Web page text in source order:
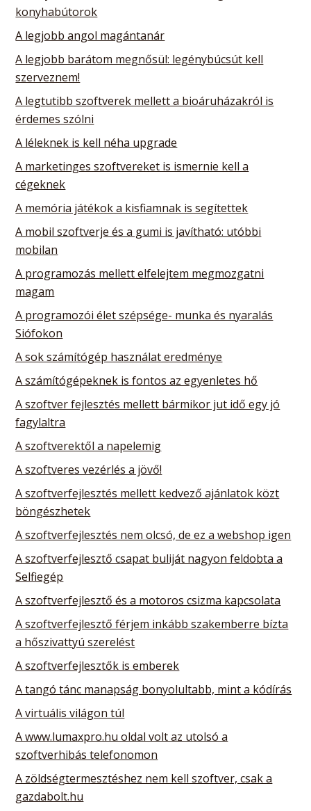
konyhabútorok
A legjobb angol magántanár
A legjobb barátom megnősül: legénybúcsút kell
szerveznem!
A legtutibb szoftverek mellett a bioáruházakról is
érdemes szólni
A léleknek is kell néha upgrade
A marketinges szoftvereket is ismernie kell a
cégeknek
A memória játékok a kisfiamnak is segítettek
A mobil szoftverje és a gumi is javítható: utóbbi
mobilan
A programozás mellett elfelejtem megmozgatni
magam
A programozói élet szépsége- munka és nyaralás
Siófokon
A sok számítógép használat eredménye
A számítógépeknek is fontos az egyenletes hő
A szoftver fejlesztés mellett bármikor jut idő egy jó
fagylaltra
A szoftverektől a napelemig
A szoftveres vezérlés a jövő!
A szoftverfejlesztés mellett kedvező ajánlatok közt
böngészhetek
A szoftverfejlesztés nem olcsó, de ez a webshop igen
A szoftverfejlesztő csapat buliját nagyon feldobta a
Selfiegép
A szoftverfejlesztő és a motoros csizma kapcsolata
A szoftverfejlesztő férjem inkább szakemberre bízta
a hőszivattyú szerelést
A szoftverfejlesztők is emberek
A tangó tánc manapság bonyolultabb, mint a kódírás
A virtuális világon túl
A www.lumaxpro.hu oldal volt az utolsó a
szoftverhibás telefonomon
A zöldségtermesztéshez nem kell szoftver, csak a
gazdabolt.hu